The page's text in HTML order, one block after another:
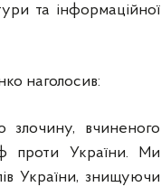
та інформаційної
наголосив:
злочину, вчиненого
проти України. Ми
України, знищуючи